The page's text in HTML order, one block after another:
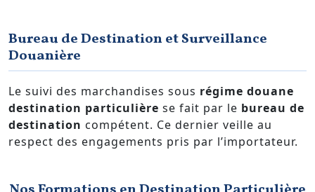
Bureau de Destination et Surveillance
Douanière
Le suivi des marchandises sous régime douane
destination particulière se fait par le bureau de
destination compétent. Ce dernier veille au
respect des engagements pris par l’importateur.